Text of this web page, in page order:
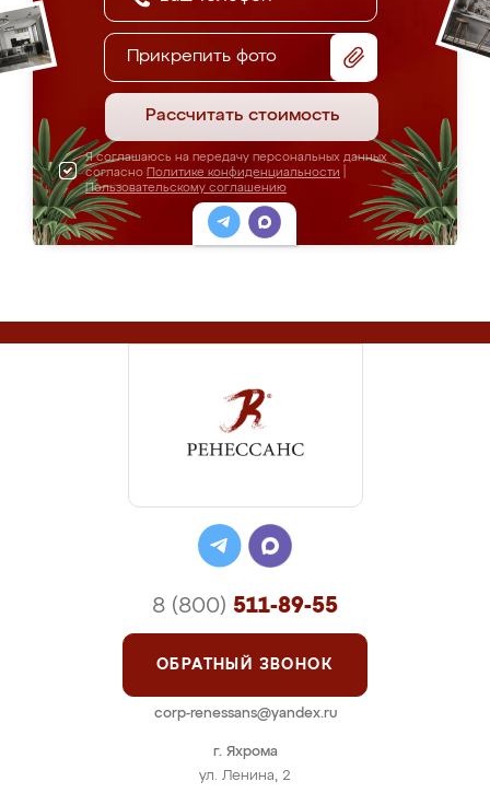
Прикрепить фото
Рассчитать стоимость
Я соглашаюсь на передачу персональных данных
согласно Политике конфиденциальности
Пользовательскому соглашению
г. Яхрома
ул. Ленина, 2
8 (800) 511-89-55
ОБРАТНЫЙ ЗВОНОК
corp-renessans@yandex.ru